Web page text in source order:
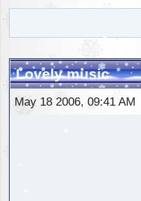
Lovely music
May 18 2006, 09:41